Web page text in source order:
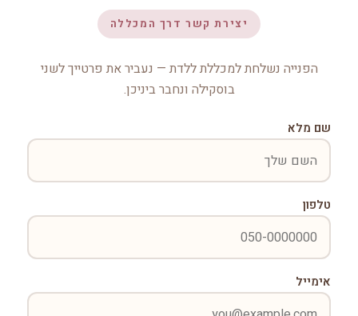
יצירת קשר דרך המכללה
הפנייה נשלחת למכללת ללדת — נעביר את פרטייך לשני
בוסקילה ונחבר ביניכן.
שם מלא
טלפון
אימייל